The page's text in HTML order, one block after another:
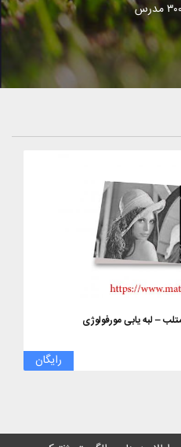
– لبه یابی مورفولوژی
رایگان